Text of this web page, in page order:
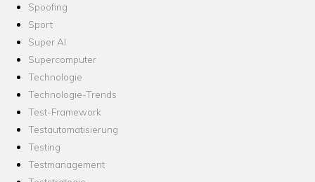
Spoofing
Sport
Super AI
Supercomputer
Technologie
Technologie-Trends
Test-Framework
Testautomatisierung
Testing
Testmanagement